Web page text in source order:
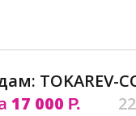
TOKAREV-
17 000 Р.